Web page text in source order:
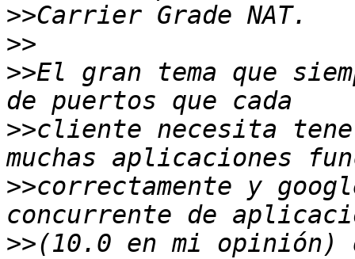
>>
>>
>>El gran tema que
>>cliente necesita
>>correctamente y
>>(10.0 en mi opinión)